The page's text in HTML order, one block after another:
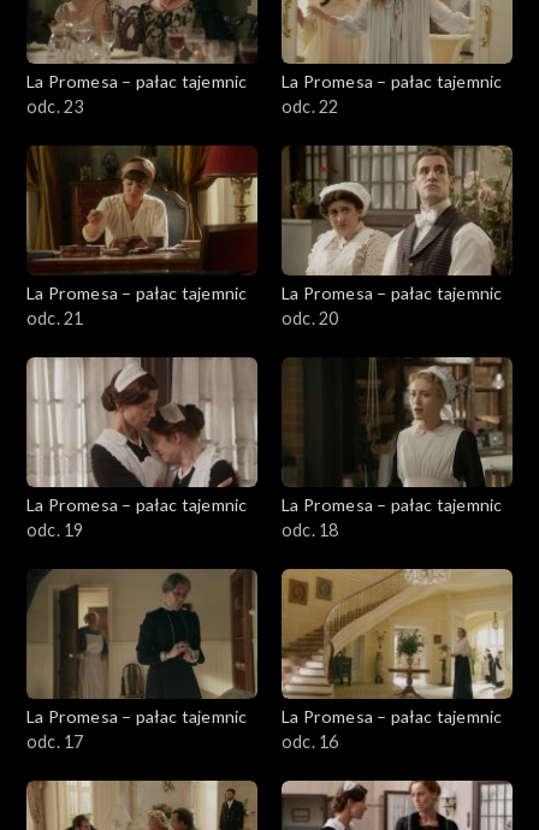
La Promesa – pałac tajemnic
odc. 23
La Promesa – pałac tajemnic
odc. 22
La Promesa – pałac tajemnic
odc. 21
La Promesa – pałac tajemnic
odc. 20
La Promesa – pałac tajemnic
odc. 19
La Promesa – pałac tajemnic
odc. 18
La Promesa – pałac tajemnic
odc. 17
La Promesa – pałac tajemnic
odc. 16